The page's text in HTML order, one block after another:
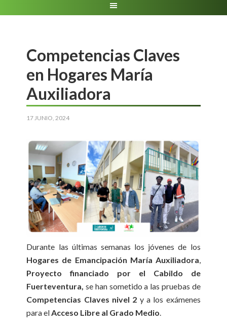
Competencias Claves
en Hogares María
Auxiliadora
17 JUNIO, 2024
Durante las últimas semanas los jóvenes de los
Hogares de Emancipación María Auxiliadora,
Proyecto financiado por el Cabildo de
Fuerteventura, se han sometido a las pruebas de
Competencias Claves nivel 2 y a los exámenes
para elAcceso Libre al Grado Medio.